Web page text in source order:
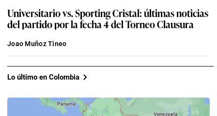
Universitario vs. Sporting Cristal: últimas noticias
del partido por la fecha 4 del Torneo Clausura
Joao Muñoz Tineo
Lo último en Colombia